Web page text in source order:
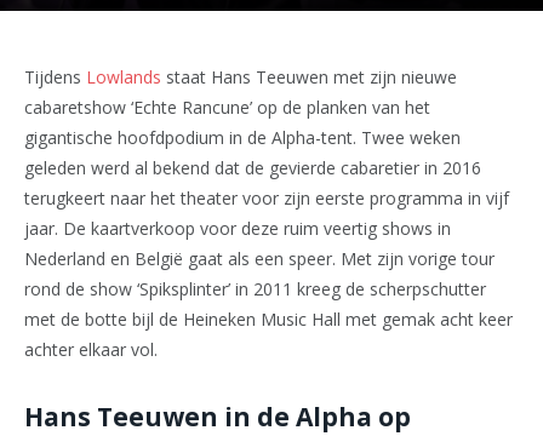
Tijdens Lowlands staat Hans Teeuwen met zijn nieuwe
cabaretshow ‘Echte Rancune’ op de planken van het
gigantische hoofdpodium in de Alpha-tent. Twee weken
geleden werd al bekend dat de gevierde cabaretier in 2016
terugkeert naar het theater voor zijn eerste programma in vijf
jaar. De kaartverkoop voor deze ruim veertig shows in
Nederland en België gaat als een speer. Met zijn vorige tour
rond de show ‘Spiksplinter’ in 2011 kreeg de scherpschutter
met de botte bijl de Heineken Music Hall met gemak acht keer
achter elkaar vol.
Hans Teeuwen in de Alpha op